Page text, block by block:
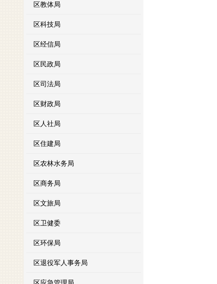
区教体局
区科技局
区经信局
区民政局
区司法局
区财政局
区人社局
区住建局
区农林水务局
区商务局
区文旅局
区卫健委
区环保局
区退役军人事务局